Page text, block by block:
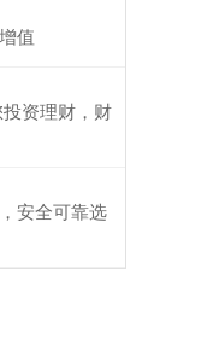
值
资理财，财
安全可靠选